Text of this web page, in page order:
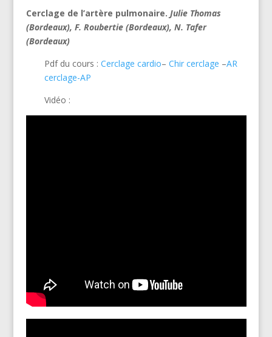
Cerclage de l’artère pulmonaire. Julie Thomas
(Bordeaux), F. Roubertie (Bordeaux), N. Tafer
(Bordeaux)
Pdf du cours : Cerclage cardio– Chir cerclage –AR
cerclage-AP
Vidéo :